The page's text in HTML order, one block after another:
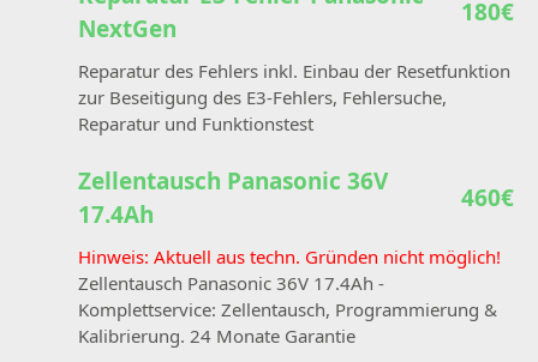
NextGen
180€
Reparatur des Fehlers inkl. Einbau der Resetfunktion
zur Beseitigung des E3-Fehlers, Fehlersuche,
Reparatur und Funktionstest
Zellentausch Panasonic 36V
17.4Ah
460€
Hinweis: Aktuell aus techn. Gründen nicht möglich!
Zellentausch Panasonic 36V 17.4Ah -
Komplettservice: Zellentausch, Programmierung &
Kalibrierung. 24 Monate Garantie